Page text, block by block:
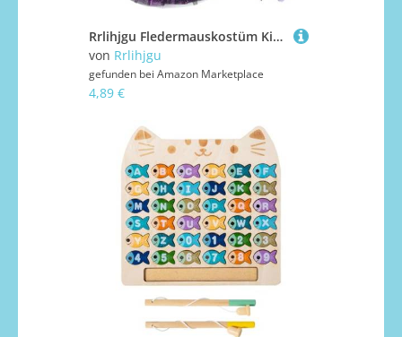
Rrlihjgu Fledermauskostüm Kinder | Halloweenkleidung | Flügel Stirnband Tüllrock Kinderkostüm Mädchen Mottoparty Maskerade Für Verkleidungsfeste Halloweenfeste
von Rrlihjgu
gefunden bei Amazon Marketplace
4,89 €